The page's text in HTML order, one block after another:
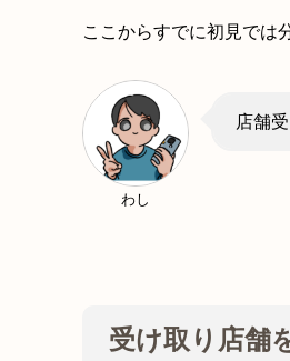
ここからすでに初見では
わし
店舗
受け取り店舗